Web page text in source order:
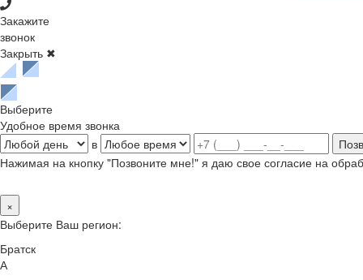
Закажите
звонок
Закрыть ✖
Выберите
Удобное время звонка
в
Нажимая на кнопку "Позвоните мне!" я даю свое согласие на
×
Выберите Ваш регион:
Братск
А